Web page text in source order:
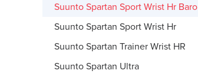
Suunto Spartan Sport Wrist Hr Baro
Suunto Spartan Sport Wrist Hr
Suunto Spartan Trainer Wrist HR
Suunto Spartan Ultra